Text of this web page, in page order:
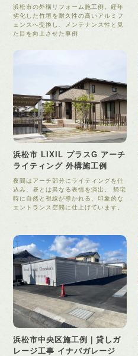
浜松市の外構リフォーム施工例。経年
劣化した竹垣を耐久性の高いアルミフ
ェンスへ交換し、メンテナンス性と見
た目を向上させた事例
浜松市 LIXIL プラスG アーチ
ライティング 外構施工例
夜間はアーチ部分にライティングを仕
込み、昼とは異なる表情を演出。 帰宅
時に自然と視線が導かれる、印象的な
エントランス空間に仕上げています。
浜松市中央区施工例｜貸しガ
レージ工事 イナバガレージ